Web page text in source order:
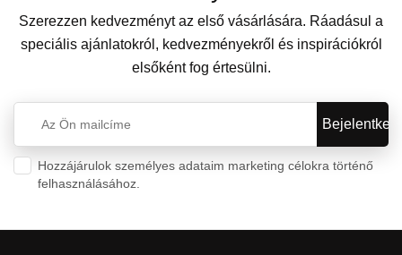
Szerezzen kedvezményt az első vásárlására. Ráadásul a
speciális ajánlatokról, kedvezményekről és inspirációkról
elsőként fog értesülni.
Hozzájárulok személyes adataim marketing célokra történő
felhasználásához.